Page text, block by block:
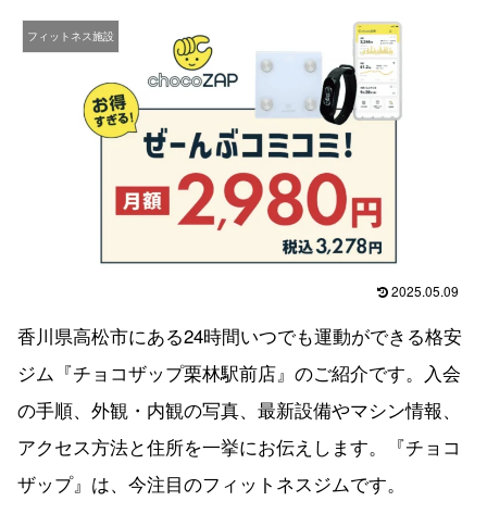
フィットネス施設
2025.05.09
香川県高松市にある24時間いつでも運動ができる格安
ジム『チョコザップ栗林駅前店』のご紹介です。入会
の手順、外観・内観の写真、最新設備やマシン情報、
アクセス方法と住所を一挙にお伝えします。『チョコ
ザップ』は、今注目のフィットネスジムです。